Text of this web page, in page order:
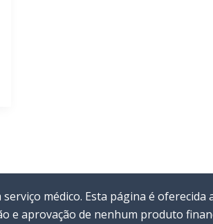
serviço médico. Esta página é
e aprovação de nenhum produto